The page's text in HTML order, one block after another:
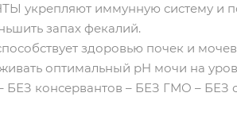
иммунную систему и
запах фекалий.
здоровью почек и
оптимальный pH мочи на
БЕЗ консервантов – БЕЗ ГМО – БЕЗ